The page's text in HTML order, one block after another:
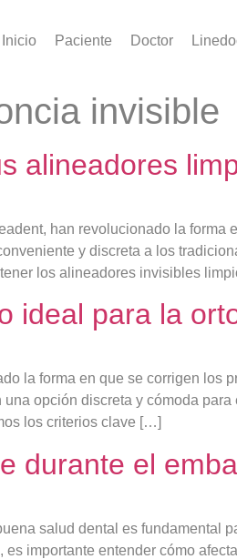
Inicio Paciente Doctor
invisible
alineadores
han revolucionado la
y discreta a los
los alineadores invisibles
ideal para la
la forma en que se corrigen los
opción discreta y cómoda
los criterios clave […]
durante el
salud dental es fundamental
importante entender cómo